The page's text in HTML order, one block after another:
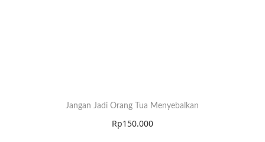
Jangan Jadi Orang Tua Menyebalkan
Rp150.000